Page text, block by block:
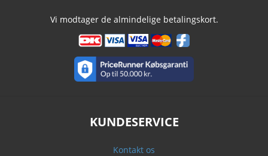
Vi modtager de almindelige betalingskort.
KUNDESERVICE
Kontakt os